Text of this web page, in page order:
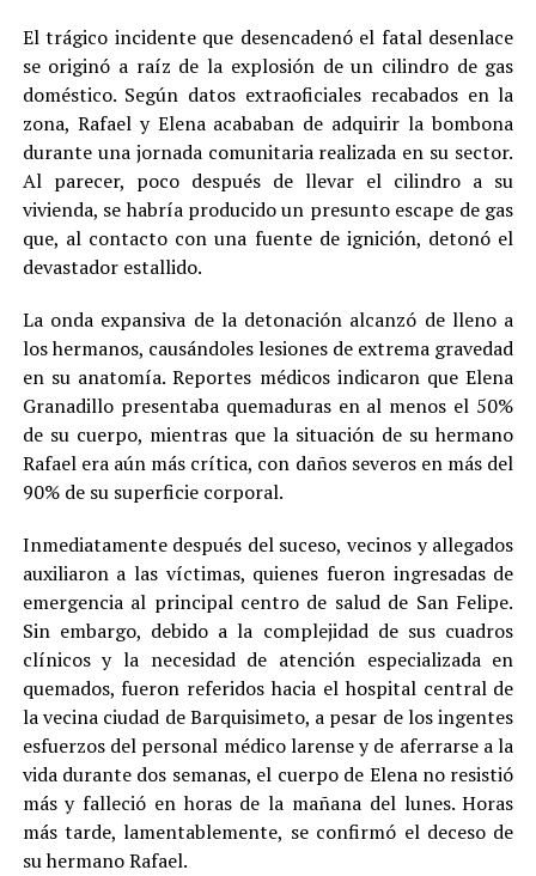
El trágico incidente que desencadenó el fatal desenlace
se originó a raíz de la explosión de un cilindro de gas
doméstico. Según datos extraoficiales recabados en la
zona, Rafael y Elena acababan de adquirir la bombona
durante una jornada comunitaria realizada en su sector.
Al parecer, poco después de llevar el cilindro a su
vivienda, se habría producido un presunto escape de gas
que, al contacto con una fuente de ignición, detonó el
devastador estallido.
La onda expansiva de la detonación alcanzó de lleno a
los hermanos, causándoles lesiones de extrema gravedad
en su anatomía. Reportes médicos indicaron que Elena
Granadillo presentaba quemaduras en al menos el 50%
de su cuerpo, mientras que la situación de su hermano
Rafael era aún más crítica, con daños severos en más del
90% de su superficie corporal.
Inmediatamente después del suceso, vecinos y allegados
auxiliaron a las víctimas, quienes fueron ingresadas de
emergencia al principal centro de salud de San Felipe.
Sin embargo, debido a la complejidad de sus cuadros
clínicos y la necesidad de atención especializada en
quemados, fueron referidos hacia el hospital central de
la vecina ciudad de Barquisimeto, a pesar de los ingentes
esfuerzos del personal médico larense y de aferrarse a la
vida durante dos semanas, el cuerpo de Elena no resistió
más y falleció en horas de la mañana del lunes. Horas
más tarde, lamentablemente, se confirmó el deceso de
su hermano Rafael.